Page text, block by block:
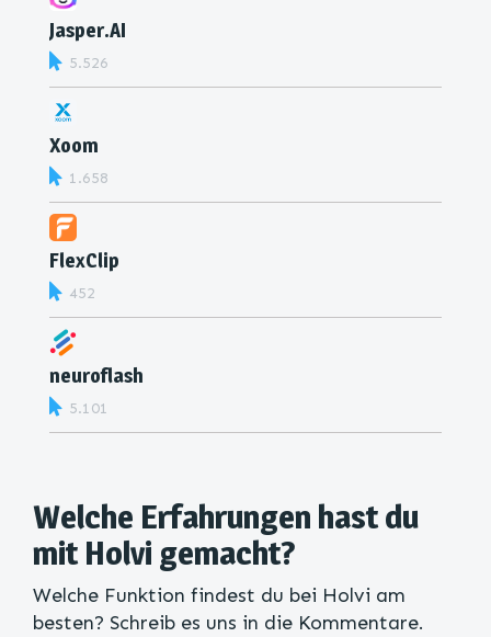
Jasper.AI
5.526
Xoom
1.658
FlexClip
452
neuroflash
5.101
Welche Erfahrungen hast du
mit Holvi gemacht?
Welche Funktion findest du bei Holvi am
besten? Schreib es uns in die Kommentare.